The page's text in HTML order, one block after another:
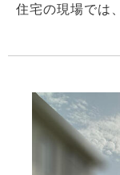
住宅の現場では